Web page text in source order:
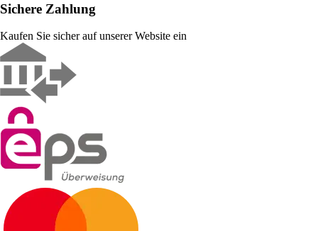
Sichere Zahlung
Kaufen Sie sicher auf unserer Website ein